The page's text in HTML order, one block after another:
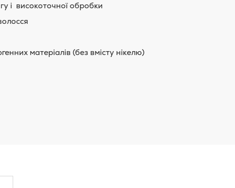
і високоточної обробки
матеріалів (без вмісту нікелю)